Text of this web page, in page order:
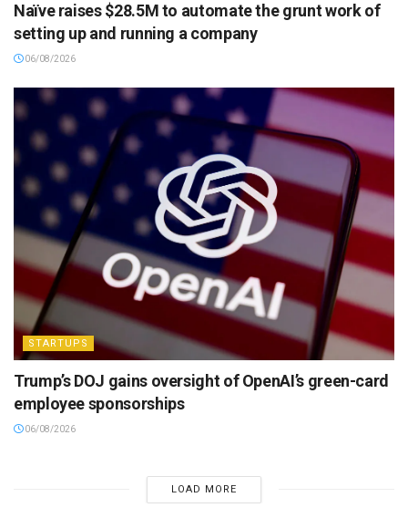
Naïve raises $28.5M to automate the grunt work of
setting up and running a company
06/08/2026
STARTUPS
Trump’s DOJ gains oversight of OpenAI’s green-card
employee sponsorships
06/08/2026
LOAD MORE